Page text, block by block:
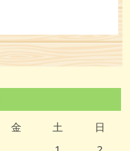
金 土 日